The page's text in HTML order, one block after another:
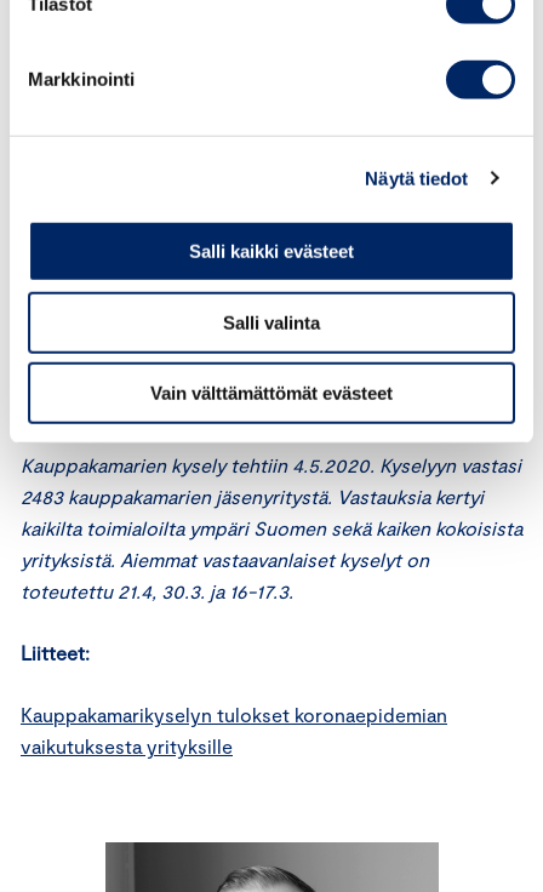
Markkinointi
Näytä tiedot
Salli kaikki evästeet
Salli valinta
Vain välttämättömät evästeet
• Verojen ja maksujen koroton lykkäys sekä nopeutetun
lomautus- ja yt-menettelyiden jatkaminen kuluvan
“Hallitukselta vaaditaan näistä selkeitä, isoja ja
menetetyt työpaikat ja perheiden toimeentulo on
hallituksen saamattomuuden syytä”, Romakkaniemi
Keskuskauppakamarin exit-strategiaan voit
Kauppakamarien kysely tehtiin 4.5.2020. Kyselyyn vastasi
2483 kauppakamarien jäsenyritystä. Vastauksia kertyi
kaikilta toimialoilta ympäri Suomen sekä kaiken kokoisista
yrityksistä. Aiemmat vastaavanlaiset kyselyt on
toteutettu 21.4, 30.3. ja 16-17.3.
Liitteet:
Kauppakamarikyselyn tulokset koronaepidemian
vaikutuksesta yrityksille